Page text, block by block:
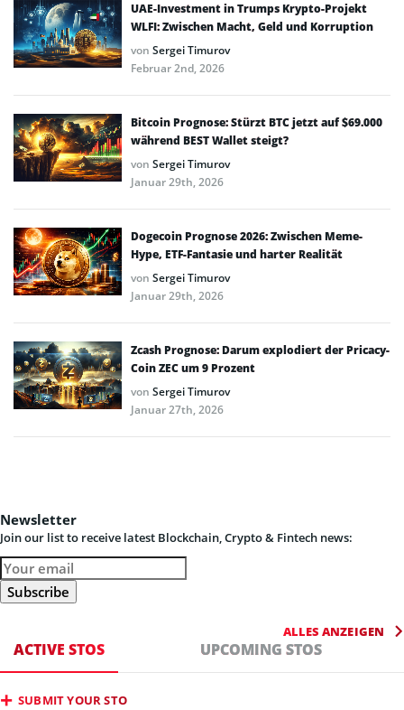
UAE-Investment in Trumps Krypto-Projekt
WLFI: Zwischen Macht, Geld und Korruption
von Sergei Timurov
Februar 2nd, 2026
Bitcoin Prognose: Stürzt BTC jetzt auf $69.000
während BEST Wallet steigt?
von Sergei Timurov
Januar 29th, 2026
Dogecoin Prognose 2026: Zwischen Meme-
Hype, ETF-Fantasie und harter Realität
von Sergei Timurov
Januar 29th, 2026
Zcash Prognose: Darum explodiert der Pricacy-
Coin ZEC um 9 Prozent
von Sergei Timurov
Januar 27th, 2026
Newsletter
Join our list to receive latest Blockchain, Crypto & Fintech news:
ALLES ANZEIGEN
ACTIVE STOS UPCOMING STOS
SUBMIT YOUR STO